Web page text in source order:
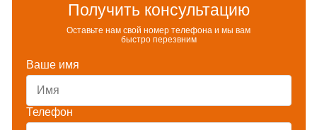
Получить консультацию
Оставьте нам свой номер телефона и мы вам
быстро перезвним
Ваше имя
Телефон